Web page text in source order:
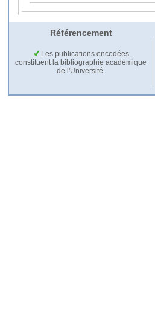
Référencement
Les publications encodées
constituent la bibliographie académique
de l'Université.